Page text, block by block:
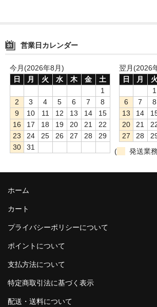
研磨に
ギルディングに（金彩）
顔料単品【青系】
顔料単品【赤系】
顔料単品【黒系】
全商品
営業日カレンダー
今月(2026年8月)
日
月 火 水 木 金
土
1
2
3 4 5 6 7
8
9
10 11 12 13 14
15
16
17 18 19 20 21
22
23
24 25 26 27 28
29
30
31
翌月(2026
日
月 火
1
6
7 8
13
14
20
21
27
28
(
発送業
ホーム
カート
プライバシーポリシーについて
ポイントについて
支払方法について
特定商取引法に基づく表示
配送・送料について